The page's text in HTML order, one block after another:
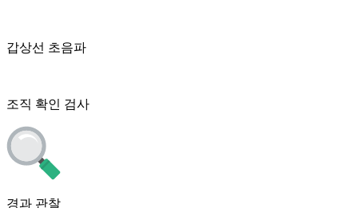
갑상선 초음파
조직 확인 검사
경과 관찰